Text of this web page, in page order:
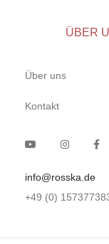
ÜBER
Über uns
Kontakt
info@rosska.de
+49 (0)